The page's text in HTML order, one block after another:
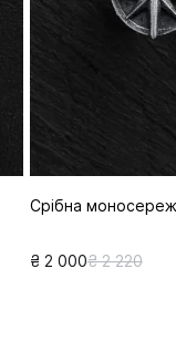
Срібна
₴ 2 000₴ 2 220